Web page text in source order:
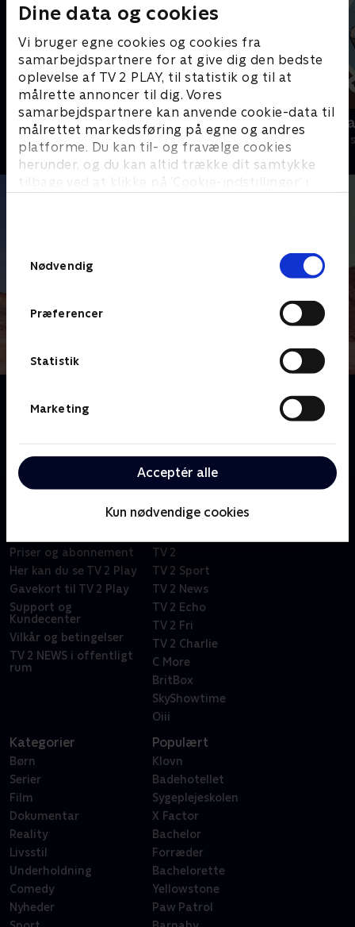
Dine data og cookies
Vi bruger egne cookies og cookies fra
samarbejdspartnere for at give dig den bedste
oplevelse af TV 2 PLAY, til statistik og til at
målrette annoncer til dig. Vores
samarbejdspartnere kan anvende cookie-data til
målrettet markedsføring på egne og andres
platforme. Du kan til- og fravælge cookies
herunder, og du kan altid trække dit samtykke
tilbage ved at klikke på ’Cookie-indstillinger’ i
Nødvendig
Præferencer
Statistik
Marketing
Acceptér alle
Kun nødvendige cookies
Kæmpemaskiner
Børneserier • 8 sæsoner
Miniteve:
Børneserier • 1
'Mægtige Maskiner' på hjul og larvefødder er rigtige
vejene. Maskinerne larmer, ruller, drejer og løfter.
Priser og abonnement
Her kan du se TV 2 Play
Gavekort til TV 2 Play
Support og
Kundecenter
Vilkår og betingelser
TV 2 NEWS i offentligt
rum
TV 2
TV 2 Sport
TV 2 News
TV 2 Echo
TV 2 Fri
TV 2 Charlie
C More
BritBox
SkyShowtime
Oiii
Kategorier
Børn
Serier
Film
Dokumentar
Reality
Livsstil
Underholdning
Comedy
Nyheder
Populært
Klovn
Badehotellet
Sygeplejeskolen
X Factor
Bachelor
Forræder
Bachelorette
Yellowstone
Paw Patrol